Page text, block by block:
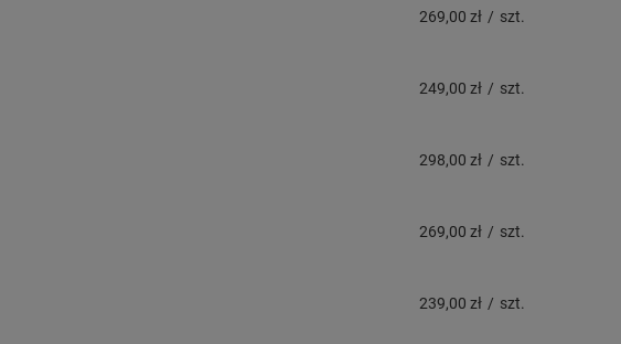
269,00 zł / szt.
249,00 zł / szt.
298,00 zł / szt.
269,00 zł / szt.
239,00 zł / szt.